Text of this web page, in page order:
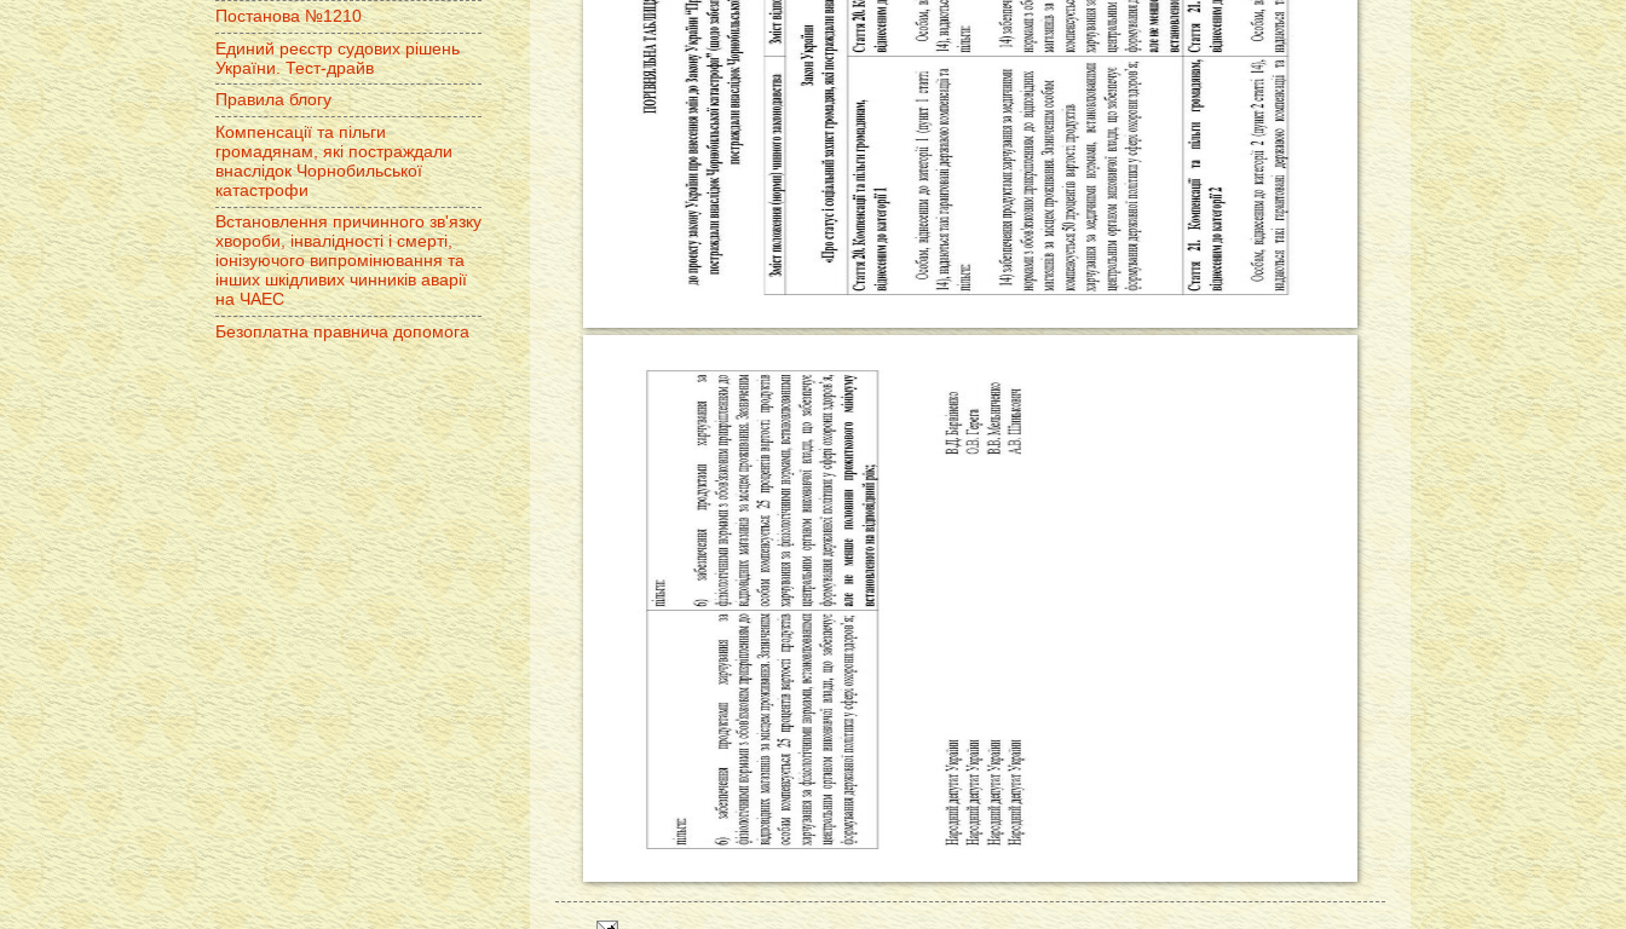
Постанова №1210
Единий реєстр судових рішень
України. Тест-драйв
Правила блогу
Компенсації та пільги
громадянам, які постраждали
внаслідок Чорнобильської
катастрофи
Встановлення причинного зв'язку
хвороби, інвалідності і смерті,
іонізуючого випромінювання та
інших шкідливих чинників аварії
на ЧАЕС
Безоплатна правнича допомога